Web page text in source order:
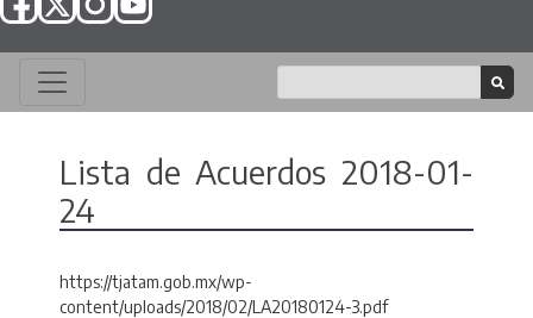
Lista de Acuerdos 2018-01-
24
https://tjatam.gob.mx/wp-
content/uploads/2018/02/LA20180124-3.pdf